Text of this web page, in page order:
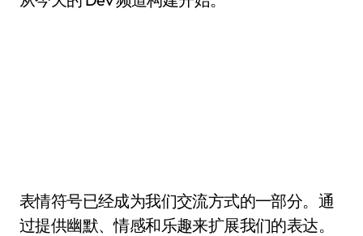
表情符号已经成为我们交流方式的一部分。通
过提供幽默、情感和乐趣来扩展我们的表达。